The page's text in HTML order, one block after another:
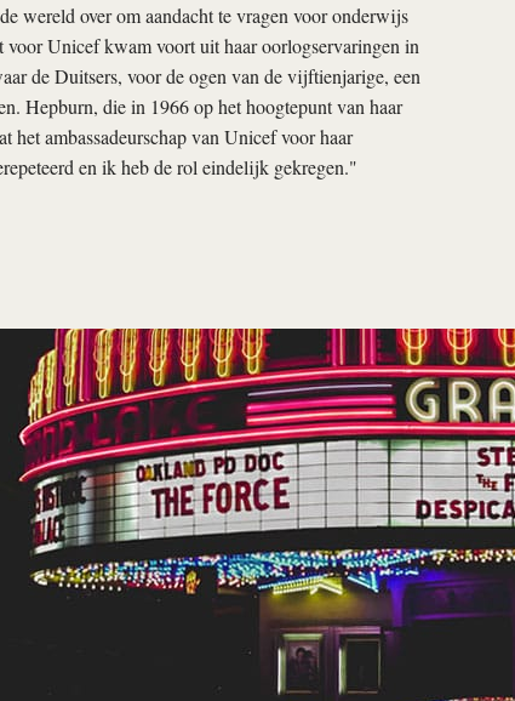
wereld over om aandacht te vragen voor onderwijs
Unicef kwam voort uit haar oorlogservaringen in
de Duitsers, voor de ogen van de vijftienjarige, een
Hepburn, die in 1966 op het hoogtepunt van haar
het ambassadeurschap van Unicef voor haar
en ik heb de rol eindelijk gekregen."